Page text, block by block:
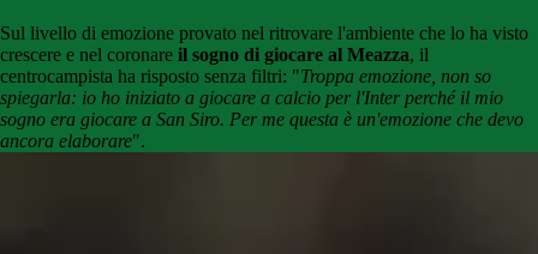
Sul livello di emozione provato nel ritrovare l'ambiente che lo ha visto
crescere e nel coronare il sogno di giocare al Meazza, il
centrocampista ha risposto senza filtri: "Troppa emozione, non so
spiegarla: io ho iniziato a giocare a calcio per l'Inter perché il mio
sogno era giocare a San Siro. Per me questa è un'emozione che devo
ancora elaborare".